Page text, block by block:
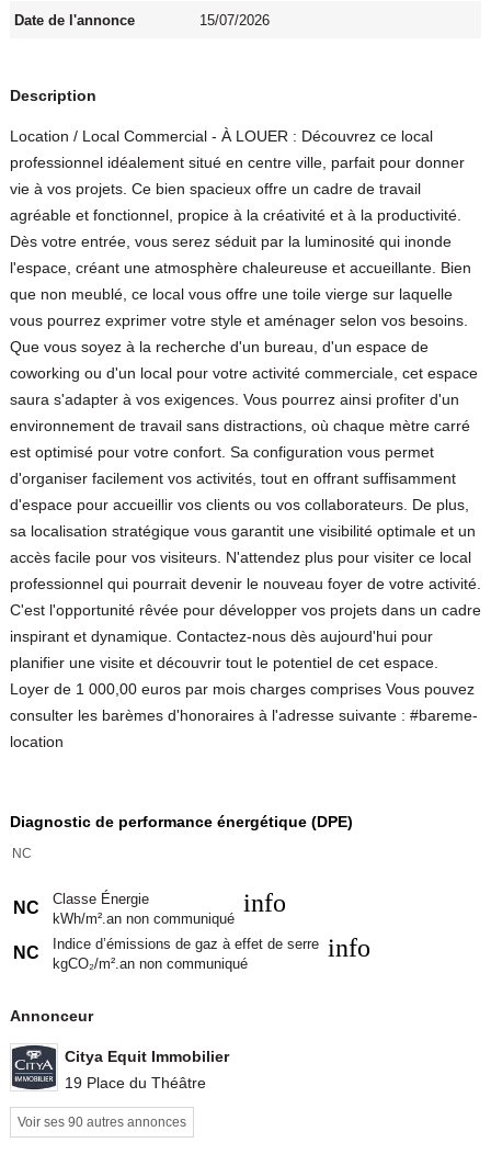
Date de l'annonce 15/07/2026
Description
Location / Local Commercial - À LOUER : Découvrez ce local
professionnel idéalement situé en centre ville, parfait pour donner
vie à vos projets. Ce bien spacieux offre un cadre de travail
agréable et fonctionnel, propice à la créativité et à la productivité.
Dès votre entrée, vous serez séduit par la luminosité qui inonde
l'espace, créant une atmosphère chaleureuse et accueillante. Bien
que non meublé, ce local vous offre une toile vierge sur laquelle
vous pourrez exprimer votre style et aménager selon vos besoins.
Que vous soyez à la recherche d'un bureau, d'un espace de
coworking ou d'un local pour votre activité commerciale, cet espace
saura s'adapter à vos exigences. Vous pourrez ainsi profiter d'un
environnement de travail sans distractions, où chaque mètre carré
est optimisé pour votre confort. Sa configuration vous permet
d'organiser facilement vos activités, tout en offrant suffisamment
d'espace pour accueillir vos clients ou vos collaborateurs. De plus,
sa localisation stratégique vous garantit une visibilité optimale et un
accès facile pour vos visiteurs. N'attendez plus pour visiter ce local
professionnel qui pourrait devenir le nouveau foyer de votre activité.
C'est l'opportunité rêvée pour développer vos projets dans un cadre
inspirant et dynamique. Contactez-nous dès aujourd'hui pour
planifier une visite et découvrir tout le potentiel de cet espace.
Loyer de 1 000,00 euros par mois charges comprises Vous pouvez
consulter les barèmes d'honoraires à l'adresse suivante : #bareme-
location
Diagnostic de performance énergétique (DPE)
NC
NC
Classe Énergie
kWh/m².an non communiqué
info
NC
Indice d’émissions de gaz à effet de serre
kgCO₂/m².an non communiqué
info
Annonceur
Citya Equit Immobilier
19 Place du Théâtre
Voir ses 90 autres annonces